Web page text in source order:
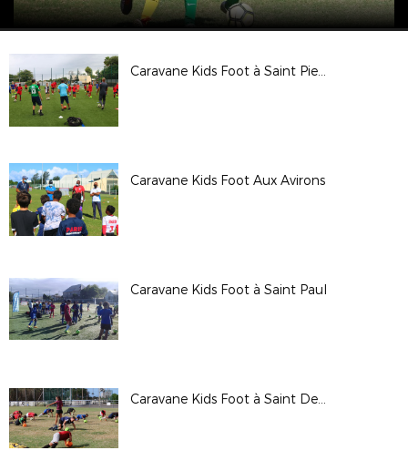
Caravane Kids Foot à Saint Pierre
Caravane Kids Foot Aux Avirons
Caravane Kids Foot à Saint Paul
Caravane Kids Foot à Saint Denis